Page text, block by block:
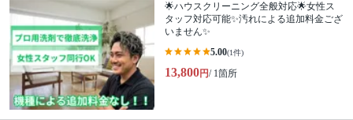
🌟ハウスクリーニング全般対応🌟女性ス
タッフ対応可能✨汚れによる追加料金ござ
いません✨
5.00(1件)
13,800円/ 1箇所